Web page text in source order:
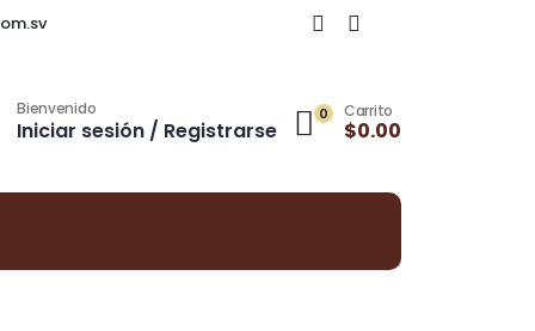
Bienvenido
Iniciar sesión / Registrarse
0 Carrito
$0.00